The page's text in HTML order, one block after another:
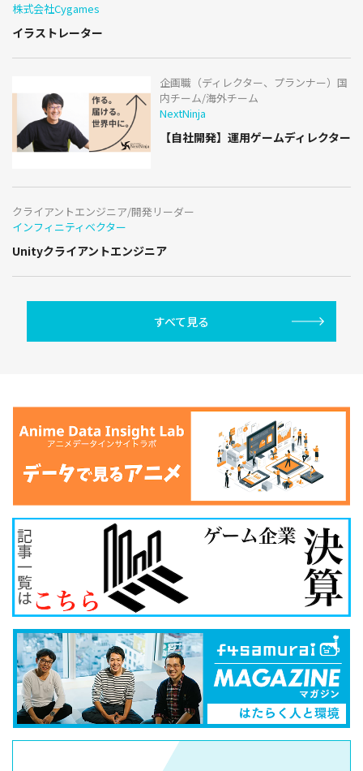
株式会社Cygames
イラストレーター
企画職（ディレクター、プランナー）国
内チーム/海外チーム
NextNinja
【自社開発】運用ゲームディレクター
クライアントエンジニア/開発リーダー
インフィニティベクター
Unityクライアントエンジニア
すべて見る